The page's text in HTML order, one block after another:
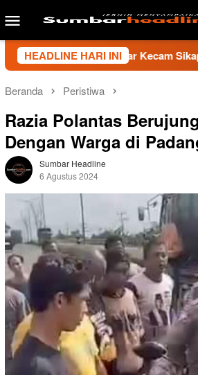
ke
Menu
Mobile
HEADLINE HARI INI
Sumbar Kecam Sikap
Beranda Peristiwa
Razia Polantas
Dengan Warga di
Sumbar Headline
6 Agustus 2024